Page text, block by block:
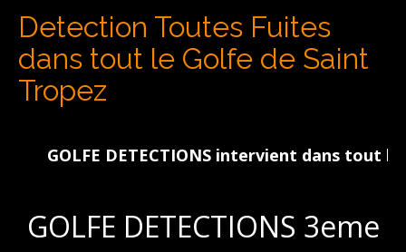
Detection Toutes Fuites
dans tout le Golfe de Saint
Tropez
GOLFE DETECTIONS intervient dans tout le
GOLFE DETECTIONS 3eme